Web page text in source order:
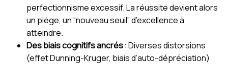
perfectionnisme excessif. La réussite devient alors
un piège, un “nouveau seuil” d’excellence à
atteindre.
Des biais cognitifs ancrés: Diverses distorsions
(effet Dunning-Kruger, biais d’auto-dépréciation)